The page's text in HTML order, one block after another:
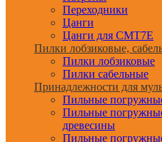
Переходники
Цанги
Цанги для CMT7E
Пилки лобзиковые,
Пилки лобзиковые
Пилки сабельные
Принадлежности для
Пильные
Пильные
древесины
Пильные